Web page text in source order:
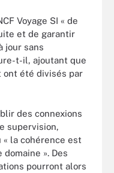
Voyage SI « de
et de garantir
jour sans
t-il, ajoutant que
ont été divisés par
des connexions
supervision,
la cohérence est
». Des
pourront alors